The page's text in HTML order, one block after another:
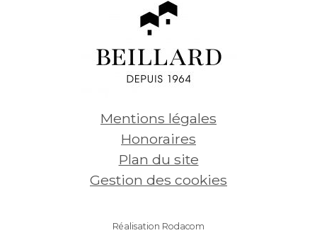
€
Mentions légales
Honoraires
Plan du site
Gestion des cookies
Réalisation Rodacom